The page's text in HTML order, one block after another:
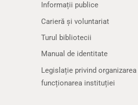
Informații publice
Carieră și voluntariat
Turul bibliotecii
Manual de identitate
Legislație privind
funcționarea instituției